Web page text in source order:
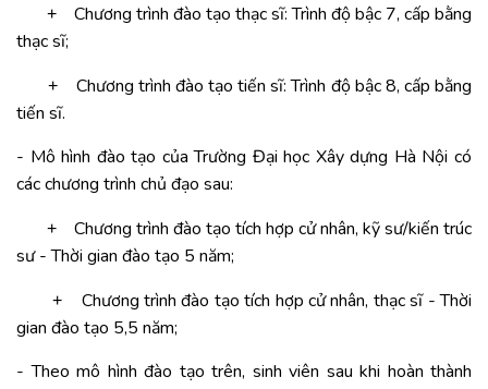
Chương trình đào tạo thạc sĩ: Trình độ bậc 7, cấp bằng
thạc sĩ;
Chương trình đào tạo tiến sĩ: Trình độ bậc 8, cấp bằng
tiến sĩ.
- Mô hình đào tạo của Trường Đại học Xây dựng Hà Nội có
các chương trình chủ đạo sau:
Chương trình đào tạo tích hợp cử nhân, kỹ sư/kiến trúc
sư - Thời gian đào tạo 5 năm;
Chương trình đào tạo tích hợp cử nhân, thạc sĩ - Thời
gian đào tạo 5,5 năm;
- Theo mô hình đào tạo trên, sinh viên sau khi hoàn thành